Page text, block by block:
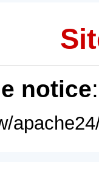
notice